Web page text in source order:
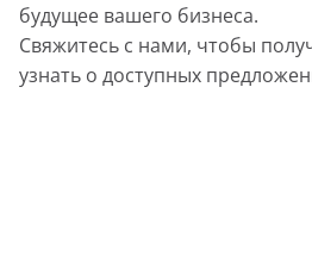
будущее вашего бизнеса.
Свяжитесь с нами, чтобы
узнать о доступных